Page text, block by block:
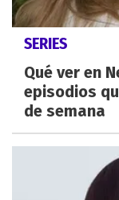
SERIES
Qué ver en
episodios
de semana